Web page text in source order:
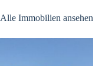
Alle Immobilien ansehen